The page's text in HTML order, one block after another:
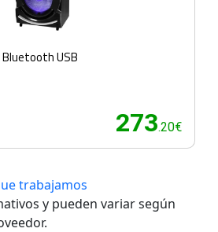
USB
273.20€
trabajamos
y pueden variar según